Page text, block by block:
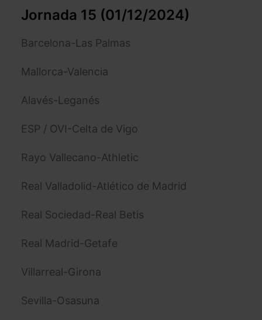
Jornada 15 (01/12/2024)
Barcelona-Las Palmas
Mallorca-Valencia
Alavés-Leganés
ESP / OVI-Celta de Vigo
Rayo Vallecano-Athletic
Real Valladolid-Atlético de Madrid
Real Sociedad-Real Betis
Real Madrid-Getafe
Villarreal-Girona
Sevilla-Osasuna